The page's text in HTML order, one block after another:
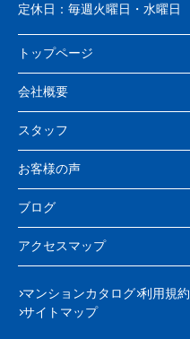
定休日： 毎週火曜日・水曜日
トップページ
会社概要
スタッフ
お客様の声
ブログ
アクセスマップ
マンションカタログ 利用規約
サイトマップ